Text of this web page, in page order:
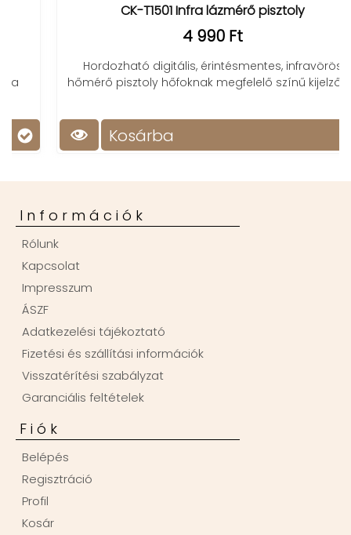
CK-T1501 Infra lázmérő pisztoly
4 990 Ft
Hordozható digitális, érintésmentes, infravörös
hőmérő pisztoly hőfoknak megfelelő színű kijelzővel
Kosárba
Információk
Rólunk
Kapcsolat
Impresszum
ÁSZF
Adatkezelési tájékoztató
Fizetési és szállítási információk
Visszatérítési szabályzat
Garanciális feltételek
Fiók
Belépés
Regisztráció
Profil
Kosár